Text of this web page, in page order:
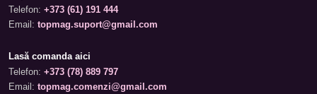
Telefon: +373 (61) 191 444
Email: topmag.suport@gmail.com
Lasă comanda aici
Telefon: +373 (78) 889 797
Email: topmag.comenzi@gmail.com